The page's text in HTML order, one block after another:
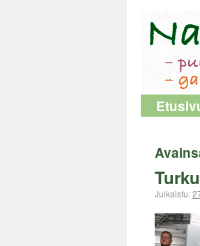
Julkaistu: